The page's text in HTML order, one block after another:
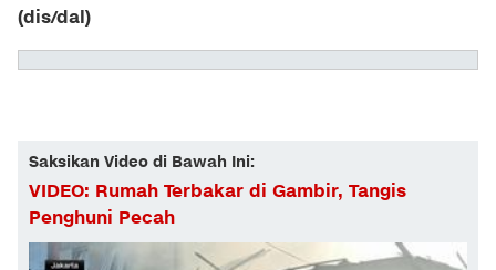
(dis/dal)
Saksikan Video di Bawah Ini:
VIDEO: Rumah Terbakar di Gambir, Tangis
Penghuni Pecah